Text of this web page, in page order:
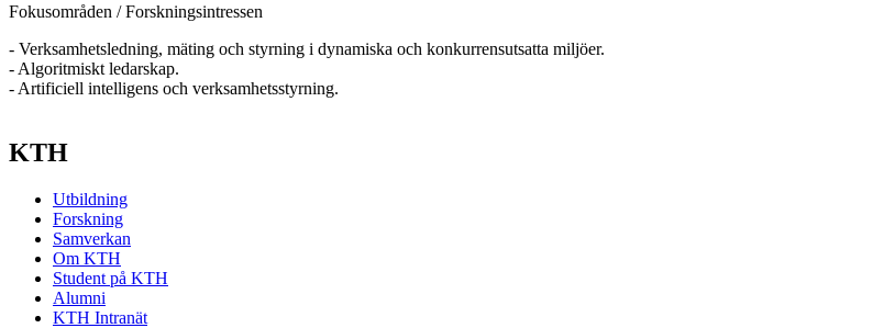
Fokusområden / Forskningsintressen
- Verksamhetsledning, mäting och styrning i dynamiska och konkurrensutsatta miljöer.
- Algoritmiskt ledarskap.
- Artificiell intelligens och verksamhetsstyrning.
KTH
Utbildning
Forskning
Samverkan
Om KTH
Student på KTH
Alumni
KTH Intranät